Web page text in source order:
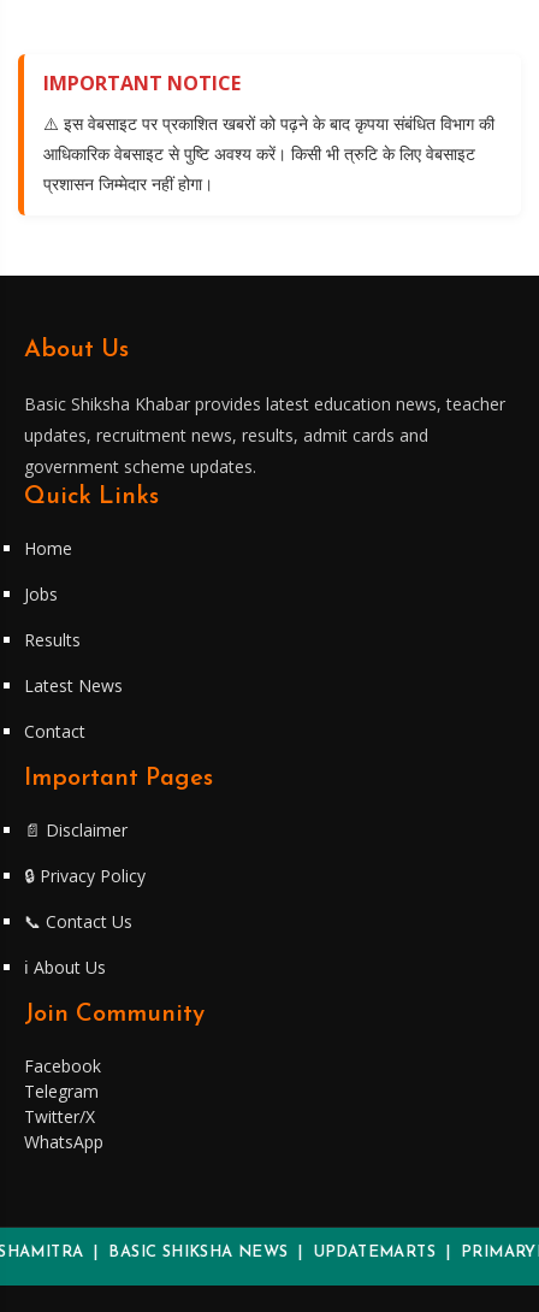
IMPORTANT NOTICE
⚠️ इस वेबसाइट पर प्रकाशित खबरों को पढ़ने के बाद कृपया संबंधित विभाग की
आधिकारिक वेबसाइट से पुष्टि अवश्य करें। किसी भी त्रुटि के लिए वेबसाइट
प्रशासन जिम्मेदार नहीं होगा।
About Us
Basic Shiksha Khabar provides latest education news, teacher
updates, recruitment news, results, admit cards and
government scheme updates.
Quick Links
Home
Jobs
Results
Latest News
Contact
Important Pages
📄 Disclaimer
🔒 Privacy Policy
📞 Contact Us
ℹ️ About Us
Join Community
Facebook
Telegram
Twitter/X
WhatsApp
| BASIC SHIKSHA NEWS | UPDATEMARTS |